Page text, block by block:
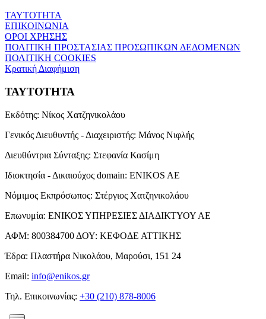
ΤΑΥΤΟΤΗΤΑ
ΕΠΙΚΟΙΝΩΝΙΑ
ΟΡΟΙ ΧΡΗΣΗΣ
ΠΟΛΙΤΙΚΗ ΠΡΟΣΤΑΣΙΑΣ ΠΡΟΣΩΠΙΚΩΝ ΔΕΔΟΜΕΝΩΝ
ΠΟΛΙΤΙΚΗ COOKIES
Κρατική Διαφήμιση
ΤΑΥΤΟΤΗΤΑ
Εκδότης: Νίκος Χατζηνικολάου
Γενικός Διευθυντής - Διαχειριστής: Μάνος Νιφλής
Διευθύντρια Σύνταξης: Στεφανία Κασίμη
Ιδιοκτησία - Δικαιούχος domain: ENIKOS AE
Νόμιμος Εκπρόσωπος: Στέργιος Χατζηνικολάου
Επωνυμία: ΕΝΙΚΟΣ ΥΠΗΡΕΣΙΕΣ ΔΙΑΔΙΚΤΥΟΥ ΑΕ
ΑΦΜ: 800384700 ΔΟΥ: ΚΕΦΟΔΕ ΑΤΤΙΚΗΣ
Έδρα: Πλαστήρα Νικολάου, Μαρούσι, 151 24
Email: info@enikos.gr
Τηλ. Επικοινωνίας: +30 (210) 878-8006